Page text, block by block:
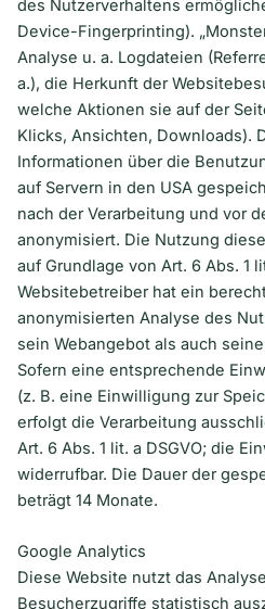
des Nutzerverhaltens
Device-Fingerprinting).
Analyse u. a. Logdateien
a.), die Herkunft der
welche Aktionen sie auf der
Klicks, Ansichten, Downloads).
Informationen über die
auf Servern in den USA
nach der Verarbeitung und vor
anonymisiert. Die Nutzung
auf Grundlage von Art. 6 Abs. 1
Websitebetreiber hat ein
anonymisierten Analyse des
sein Webangebot als auch
Sofern eine entsprechende
(z. B. eine Einwilligung zur
erfolgt die Verarbeitung
Art. 6 Abs. 1 lit. a DSGVO; die
widerrufbar. Die Dauer der
beträgt 14 Monate.
Google Analytics
Diese Website nutzt das
Besucherzugriffe statistisch